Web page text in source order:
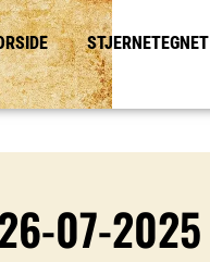
STJERNETEGNET
07-2025